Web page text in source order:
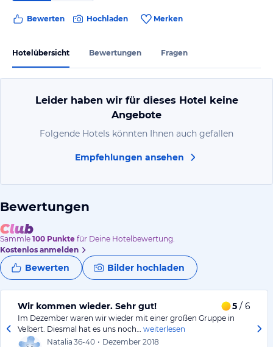
Bewerten Hochladen Merken
Hotelübersicht Bewertungen Fragen
Leider haben wir für dieses Hotel keine
Angebote
Folgende Hotels könnten Ihnen auch gefallen
Empfehlungen ansehen
Bewertungen
Sammle 100 Punkte für Deine Hotelbewertung.
Kostenlos anmelden
Bewerten Bilder hochladen
Wir kommen wieder. Sehr gut! 5 / 6
Im Dezember waren wir wieder mit einer großen Gruppe in
Velbert. Diesmal hat es uns noch…
weiterlesen
Natalia 36-40 • Dezember 2018